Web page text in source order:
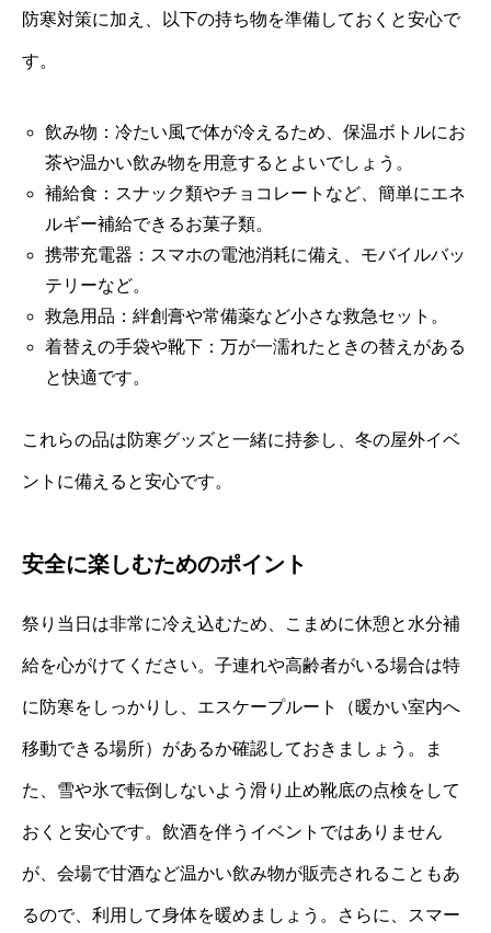
防寒対策に加え、以下の持ち物を準備しておくと安心で
す。
飲み物：冷たい風で体が冷えるため、保温ボトルにお
茶や温かい飲み物を用意するとよいでしょう。
補給食：スナック類やチョコレートなど、簡単にエネ
ルギー補給できるお菓子類。
携帯充電器：スマホの電池消耗に備え、モバイルバッ
テリーなど。
救急用品：絆創膏や常備薬など小さな救急セット。
着替えの手袋や靴下：万が一濡れたときの替えがある
と快適です。
これらの品は防寒グッズと一緒に持参し、冬の屋外イベ
ントに備えると安心です。
安全に楽しむためのポイント
祭り当日は非常に冷え込むため、こまめに休憩と水分補
給を心がけてください。子連れや高齢者がいる場合は特
に防寒をしっかりし、エスケープルート（暖かい室内へ
移動できる場所）があるか確認しておきましょう。ま
た、雪や氷で転倒しないよう滑り止め靴底の点検をして
おくと安心です。飲酒を伴うイベントではありません
が、会場で甘酒など温かい飲み物が販売されることもあ
るので、利用して身体を暖めましょう。さらに、スマー